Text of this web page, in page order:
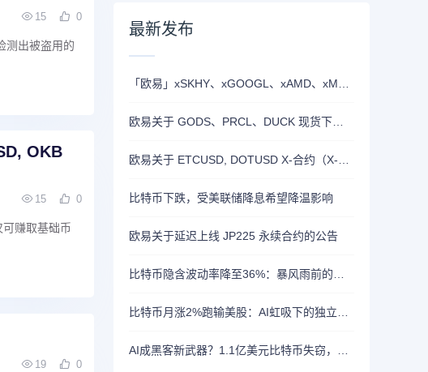
15 0
测出被盗用的
OKB
15 0
赚取基础币
19 0
最新发布
比特币下跌，受美联储降息希望降温影响
欧易关于延迟上线 JP225 永续合约的公告